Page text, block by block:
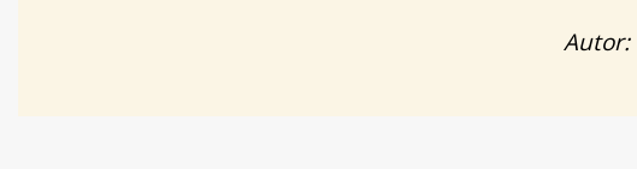
Autor: